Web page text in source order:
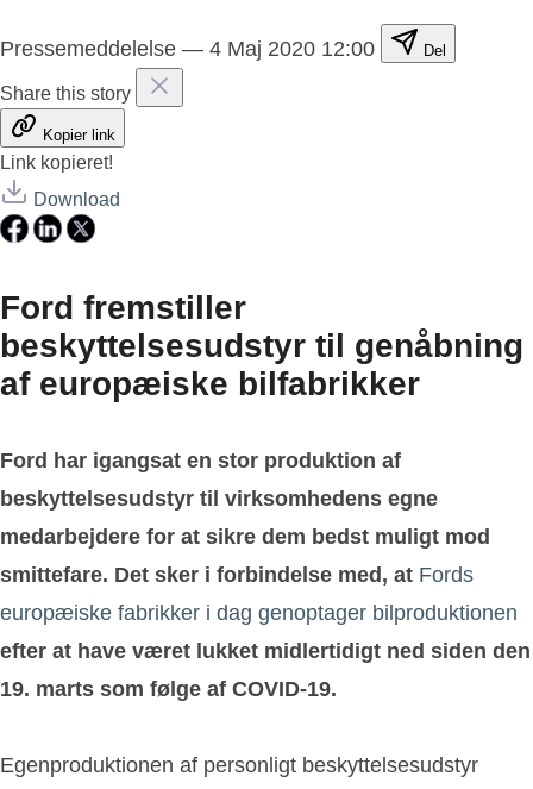
Pressemeddelelse — 4 Maj 2020 12:00 Del
Share this story
Kopier link
Link kopieret!
Download
Ford fremstiller
beskyttelsesudstyr til genåbning
af europæiske bilfabrikker
Ford har igangsat en stor produktion af
beskyttelsesudstyr til virksomhedens egne
medarbejdere for at sikre dem bedst muligt mod
smittefare. Det sker i forbindelse med, at Fords
europæiske fabrikker i dag genoptager bilproduktionen
efter at have været lukket midlertidigt ned siden den
19. marts som følge af COVID-19.
Egenproduktionen af personligt beskyttelsesudstyr